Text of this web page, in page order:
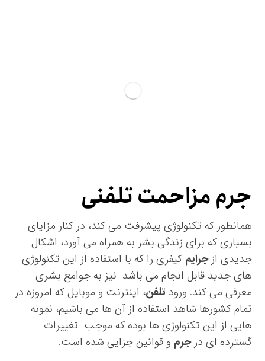
جرم مزاحمت تلفنی
همانطور که تکنولوژی پیشرفت می کند، در کنار مزایای
بسیاری که برای زندگی بشر به همراه می آورد، اشکال
جدیدی ازجرایمکیفری را که با استفاده از این تکنولوژی
های جدید قابل انجام می باشد نیز به جوامع بشری
معرفی می کند. ورودتلفن، اینترنت و موبایل که امروزه در
تمام کشورها شاهد استفاده از آن ها می باشیم، نمونه
هایی از این تکنولوژی ها بوده که موجب تغییرات
گسترده ای درجرم و قوانین جزایی شده است.